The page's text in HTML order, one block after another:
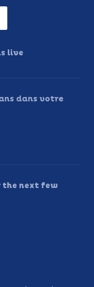
live
dans votre
the next few